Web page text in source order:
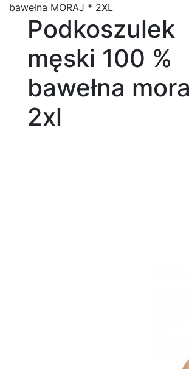
bawełna MORAJ * 2XL
Podkoszulek
męski 100 %
bawełna
2xl